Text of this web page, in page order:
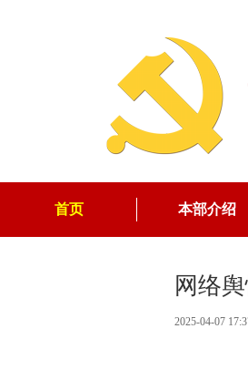
首页 本部介绍
网络
2025-04-07